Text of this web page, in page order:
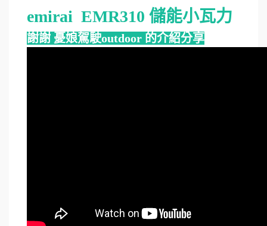
emirai EMR310 儲能小瓦力
謝謝 憂娘駕駛outdoor 的介紹分享